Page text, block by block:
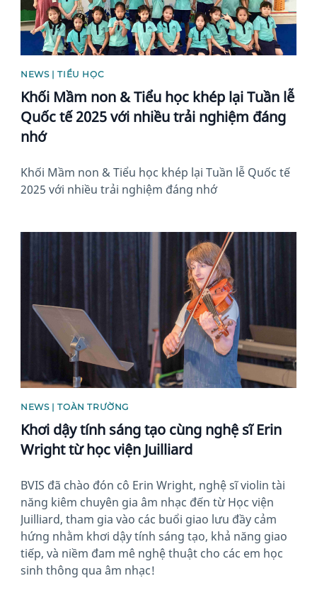
NEWS | TIỂU HỌC
Khối Mầm non & Tiểu học khép lại Tuần lễ
Quốc tế 2025 với nhiều trải nghiệm đáng
nhớ
Khối Mầm non & Tiểu học khép lại Tuần lễ Quốc tế
2025 với nhiều trải nghiệm đáng nhớ
NEWS | TOÀN TRƯỜNG
Khơi dậy tính sáng tạo cùng nghệ sĩ Erin
Wright từ học viện Juilliard
BVIS đã chào đón cô Erin Wright, nghệ sĩ violin tài
năng kiêm chuyên gia âm nhạc đến từ Học viện
Juilliard, tham gia vào các buổi giao lưu đầy cảm
hứng nhằm khơi dậy tính sáng tạo, khả năng giao
tiếp, và niềm đam mê nghệ thuật cho các em học
sinh thông qua âm nhạc!